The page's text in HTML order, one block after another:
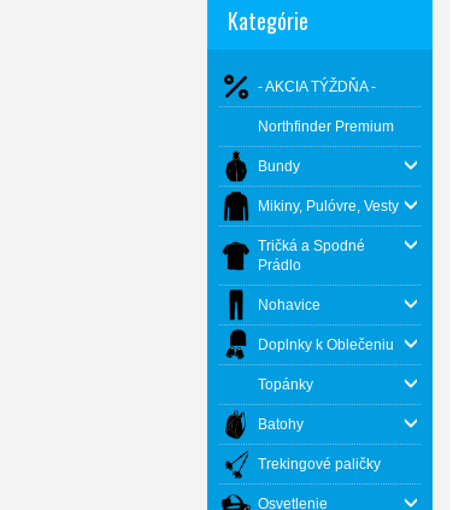
Kategórie
- AKCIA TÝŽDŇA -
Northfinder Premium
Bundy
Mikiny, Pulóvre, Vesty
Tričká a Spodné
Prádlo
Nohavice
Doplnky k Oblečeniu
Topánky
Batohy
Trekingové paličky
Osvetlenie